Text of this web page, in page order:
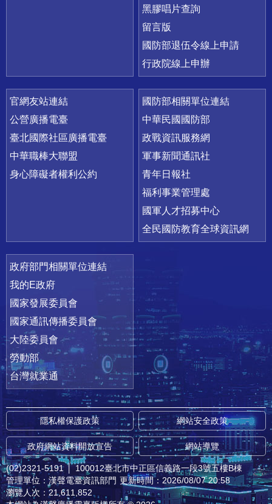
黑膠唱片查詢
留言版
國防部退伍令線上申請
行政院線上申辦
官網友站連結
公營廣播電臺
臺北國際社區廣播電臺
中華職棒大聯盟
身心障礙者權利公約
國防部相關單位連結
中華民國國防部
政戰資訊服務網
軍事新聞通訊社
青年日報社
福利事業管理處
國軍人才招募中心
全民國防教育全球資訊網
政府部門相關單位連結
我的E政府
國家發展委員會
國家通訊傳播委員會
大陸委員會
勞動部
台灣就業通
隱私權保護政策 網站安全政策
政府網站資料開放宣告 網站導覽
(02)2321-5191 │ 100012臺北市中正區信義路一段3號五樓B棟
管理單位：漢聲電臺資訊部門 更新時間：2026/08/07 20:58
瀏覽人次：21,611,852